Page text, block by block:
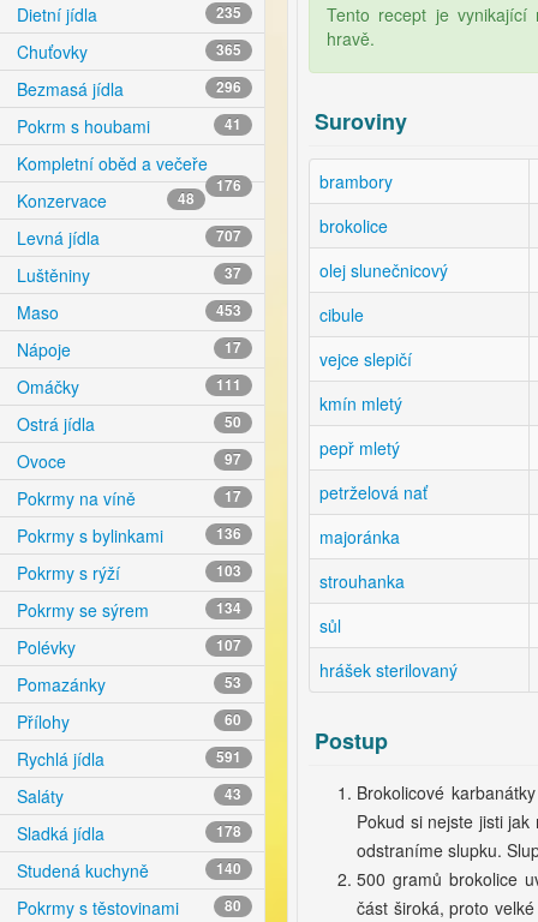
Dietní jídla 235
Chuťovky 365
Bezmasá jídla 296
Pokrm s houbami 41
Kompletní oběd a večeře
176
Konzervace 48
Levná jídla 707
Luštěniny 37
Maso 453
Nápoje 17
Omáčky 111
Ostrá jídla 50
Ovoce 97
Pokrmy na víně 17
Pokrmy s bylinkami 136
Pokrmy s rýží 103
Pokrmy se sýrem 134
Polévky 107
Pomazánky 53
Přílohy 60
Rychlá jídla 591
Saláty 43
Sladká jídla 178
Studená kuchyně 140
Pokrmy s těstovinami 80
Tento recept je vynikající
hravě.
Suroviny
brambory
brokolice
olej slunečnicový
cibule
vejce slepičí
kmín mletý
pepř mletý
petrželová nať
majoránka
strouhanka
sůl
hrášek sterilovaný
Postup
Brokolicové
Pokud si nejste jisti
odstraníme slupku.
500 gramů brokolice
část široká, proto